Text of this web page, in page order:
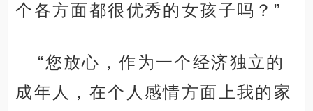
个各方面都很优秀的女孩子吗？”
“您放心，作为一个经济独立的
成年人，在个人感情方面上我的家